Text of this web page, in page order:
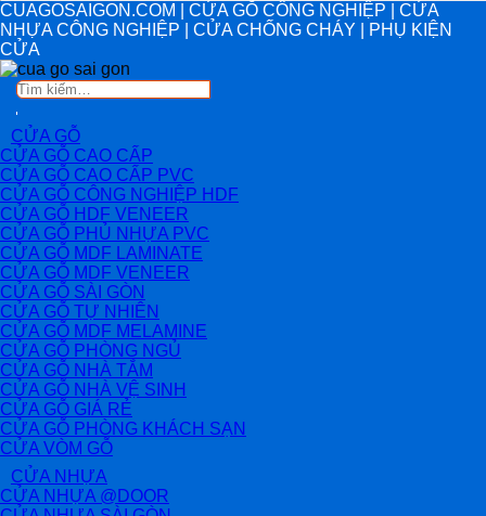
CUAGOSAIGON.COM | CỬA GỖ CÔNG NGHIỆP | CỬA
NHỰA CÔNG NGHIỆP | CỬA CHỐNG CHÁY | PHỤ KIỆN
CỬA
Tìm
CỬA GỖ
CỬA GỖ CAO CẤP
CỬA GỖ CAO CẤP PVC
CỬA GỖ CÔNG NGHIỆP HDF
CỬA GỖ HDF VENEER
CỬA GỖ PHỦ NHỰA PVC
CỬA GỖ MDF LAMINATE
CỬA GỖ MDF VENEER
CỬA GỖ SÀI GÒN
CỬA GỖ TỰ NHIÊN
CỬA GỖ MDF MELAMINE
CỬA GỖ PHÒNG NGỦ
CỬA GỖ NHÀ TẮM
CỬA GỖ NHÀ VỆ SINH
CỬA GỖ GIÁ RẺ
CỬA GỖ PHÒNG KHÁCH SẠN
CỬA VÒM GỖ
CỬA NHỰA
CỬA NHỰA @DOOR